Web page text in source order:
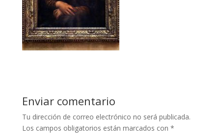
Enviar comentario
Tu dirección de correo electrónico no será publicada.
Los campos obligatorios están marcados con *